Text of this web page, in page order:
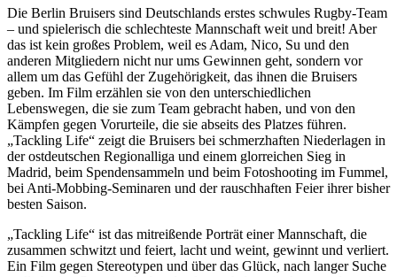
Die Berlin Bruisers sind Deutschlands erstes schwules Rugby-Team
– und spielerisch die schlechteste Mannschaft weit und breit! Aber
das ist kein großes Problem, weil es Adam, Nico, Su und den
anderen Mitgliedern nicht nur ums Gewinnen geht, sondern vor
allem um das Gefühl der Zugehörigkeit, das ihnen die Bruisers
geben. Im Film erzählen sie von den unterschiedlichen
Lebenswegen, die sie zum Team gebracht haben, und von den
Kämpfen gegen Vorurteile, die sie abseits des Platzes führen.
„Tackling Life“ zeigt die Bruisers bei schmerzhaften Niederlagen in
der ostdeutschen Regionalliga und einem glorreichen Sieg in
Madrid, beim Spendensammeln und beim Fotoshooting im Fummel,
bei Anti-Mobbing-Seminaren und der rauschhaften Feier ihrer bisher
besten Saison.
„Tackling Life“ ist das mitreißende Porträt einer Mannschaft, die
zusammen schwitzt und feiert, lacht und weint, gewinnt und verliert.
Ein Film gegen Stereotypen und über das Glück, nach langer Suche